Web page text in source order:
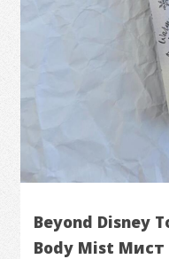
Beyond Disney
Body Mist